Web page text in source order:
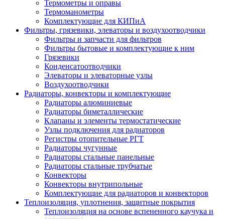
Термометры и оправы
Термоманометры
Комплектующие для КИПиА
Фильтры, грязевики, элеваторы и воздухоотводчики
Фильтры и запчасти для фильтров
Фильтры бытовые и комплектующие к ним
Грязевики
Конденсатоотводчики
Элеваторы и элеваторные узлы
Воздухоотводчики
Радиаторы, конвекторы и комплектующие
Радиаторы алюминиевые
Радиаторы биметаллические
Клапаны и элементы термостатические
Узлы подключения для радиаторов
Регистры отопительные РГТ
Радиаторы чугунные
Радиаторы стальные панельные
Радиаторы стальные трубчатые
Конвекторы
Конвекторы внутрипольные
Комплектующие для радиаторов и конвекторов
Теплоизоляция, уплотнения, защитные покрытия
Теплоизоляция на основе вспененного каучука и